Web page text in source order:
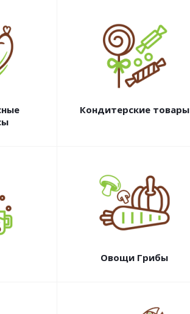
Кондитерские товары
Овощи Грибы